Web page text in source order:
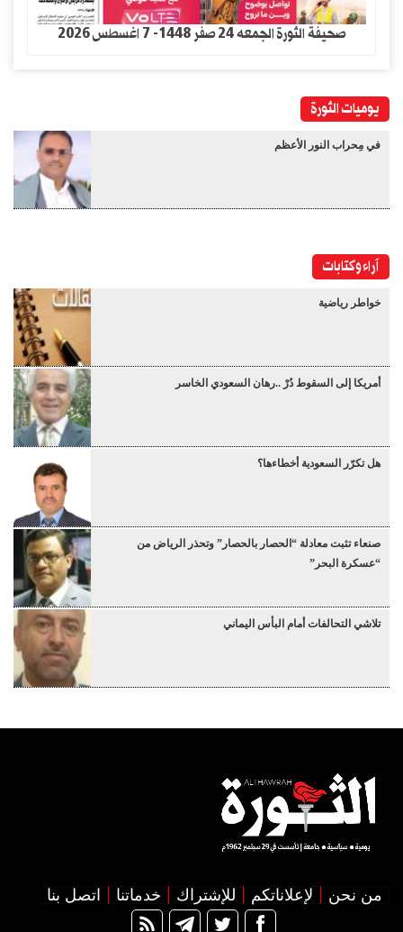
صحيفة الثورة الجمعه 24 صفر 1448- 7 اغسطس 2026
يوميات الثورة
في مِحراب النور الأعظم
آراء وكتابات
خواطر رياضية
أمريكا إلى السقوط دُرْ ..رهان السعودي الخاسر
هل تكرّر السعودية أخطاءها؟
صنعاء تثبت معادلة “الحصار بالحصار” وتحذر الرياض من
“عسكرة البحر”
تلاشي التحالفات أمام البأس اليماني
من نحن لإعلاناتكم للإشتراك خدماتنا اتصل بنا